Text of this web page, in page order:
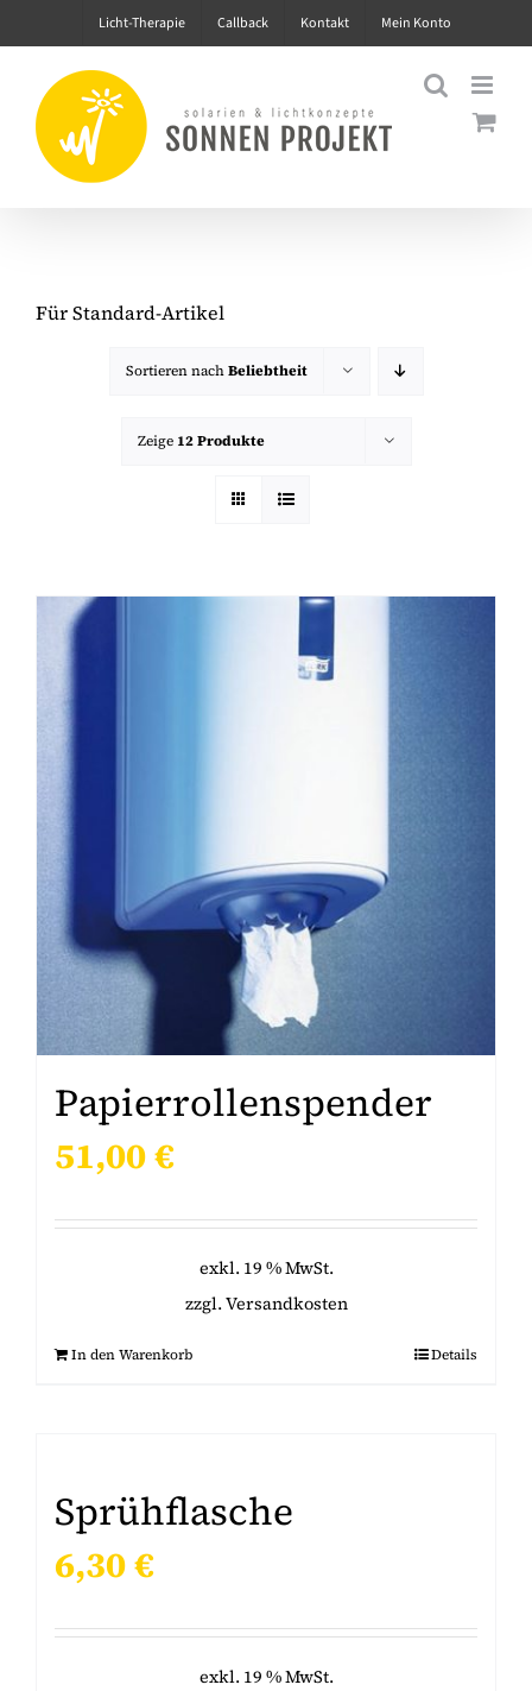
Inhalt
springen
Licht-Therapie Callback Kontakt Mein Konto
Für Standard-Artikel
Sortieren nachBeliebtheit
Zeige 12 Produkte
Papierrollenspender
51,00€
exkl. 19 % MwSt.
zzgl.Versandkosten
In den Warenkorb Details
Sprühflasche
6,30€
exkl. 19 % MwSt.